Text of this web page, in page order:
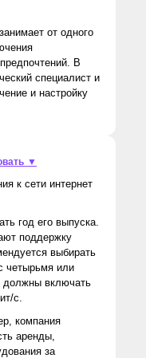
от одного
В
специалист и
и настройку
▼
к сети интернет
год его выпуска.
поддержку
выбирать
четырьмя или
должны включать
с.
компания
аренды,
за